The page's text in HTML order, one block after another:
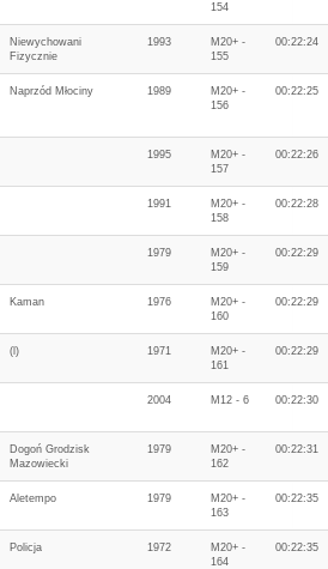
154
Niewychowani
Fizycznie
1993
M20+ -
155
00:22:24
Naprzód Młociny 1989
M20+ -
156
00:22:25
1995
M20+ -
157
00:22:26
1991
M20+ -
158
00:22:28
1979
M20+ -
159
00:22:29
Kaman 1976
M20+ -
160
00:22:29
(l) 1971
M20+ -
161
00:22:29
2004 M12 - 6 00:22:30
Dogoń Grodzisk
Mazowiecki
1979
M20+ -
162
00:22:31
Aletempo 1979
M20+ -
163
00:22:35
Policja 1972
M20+ -
164
00:22:35